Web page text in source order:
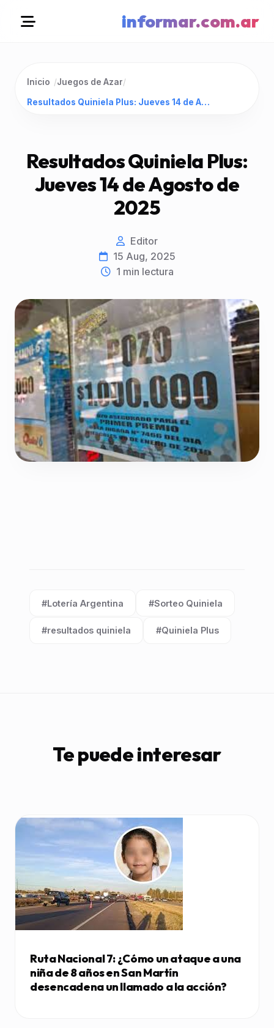
informar.com.ar
Inicio /Juegos de Azar/
Resultados Quiniela Plus: Jueves 14 de Agosto de 2025
Resultados Quiniela Plus:
Jueves 14 de Agosto de
2025
Editor
15 Aug, 2025
1 min lectura
Etiqueta:
#Lotería Argentina
Etiqueta:
#Sorteo Quiniela
Etiqueta:
#resultados quiniela
Etiqueta:
#Quiniela Plus
Te puede interesar
Ruta Nacional 7: ¿Cómo un ataque a una
niña de 8 años en San Martín
desencadena un llamado a la acción?